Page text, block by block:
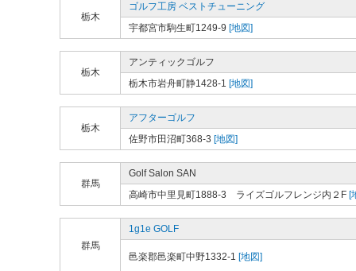
栃木
ゴルフ工房 ベストチューニング
宇都宮市駒生町1249-9 [地図]
栃木
アンティックゴルフ
栃木市岩舟町静1428-1 [地図]
栃木
アフターゴルフ
佐野市田沼町368-3 [地図]
群馬
Golf Salon SAN
高崎市中里見町1888-3 ライズゴルフレンジ内２F [
群馬
1g1e GOLF
邑楽郡邑楽町中野1332-1 [地図]